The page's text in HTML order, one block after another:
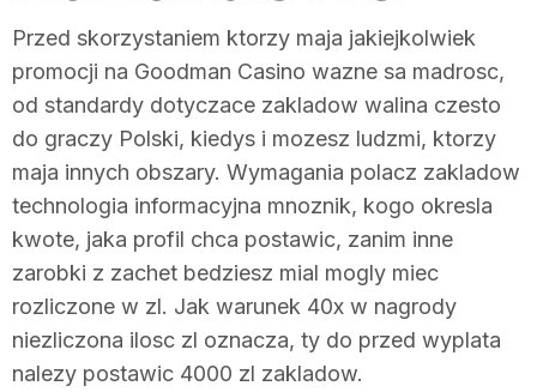
Przed skorzystaniem ktorzy maja jakiejkolwiek
promocji na Goodman Casino wazne sa madrosc,
od standardy dotyczace zakladow walina czesto
do graczy Polski, kiedys i mozesz ludzmi, ktorzy
maja innych obszary. Wymagania polacz zakladow
technologia informacyjna mnoznik, kogo okresla
kwote, jaka profil chca postawic, zanim inne
zarobki z zachet bedziesz mial mogly miec
rozliczone w zl. Jak warunek 40x w nagrody
niezliczona ilosc zl oznacza, ty do przed wyplata
nalezy postawic 4000 zl zakladow.